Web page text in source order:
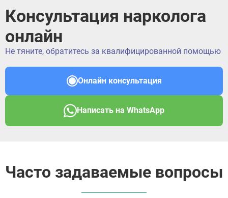
Консультация нарколога
онлайн
Не тяните, обратитесь за квалифицированной помощью
Онлайн консультация
Написать на WhatsApp
Часто задаваемые вопросы